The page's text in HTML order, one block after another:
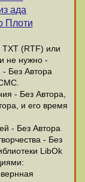
ада
Плоти
ТХТ (RTF) или
не нужно -
- Без Автора
СМС.
- Без Автора,
и его время
- Без Автора
- Без
LibOk